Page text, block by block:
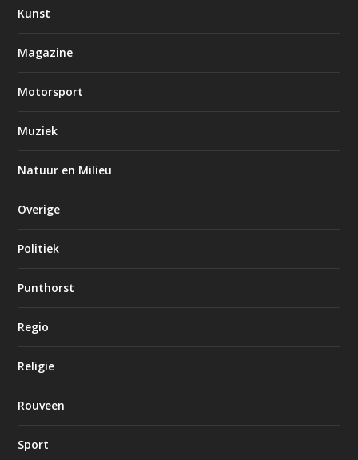
Kunst
Magazine
Motorsport
Muziek
Natuur en Milieu
Overige
Politiek
Punthorst
Regio
Religie
Rouveen
Sport